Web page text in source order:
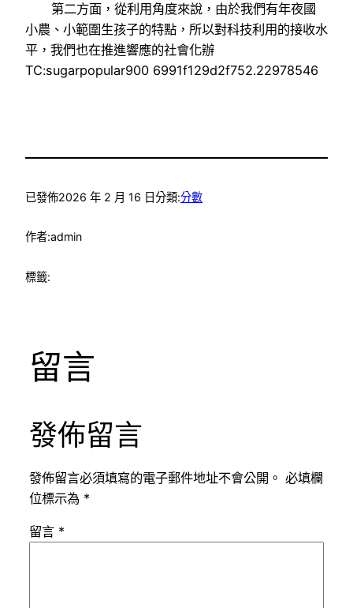
第二方面，從利用角度來說，由於我們有年夜國
小農、小範圍生孩子的特點，所以對科技利用的接收水
平，我們也在推進響應的社會化辦
TC:sugarpopular900 6991f129d2f752.22978546
已發佈2026 年 2 月 16 日分類:分數
作者:admin
標籤:
留言
發佈留言
發佈留言必須填寫的電子郵件地址不會公開。 必填欄
位標示為 *
留言 *